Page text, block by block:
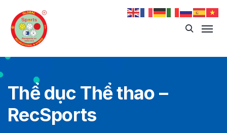
Thể dục Thể thao –
RecSports